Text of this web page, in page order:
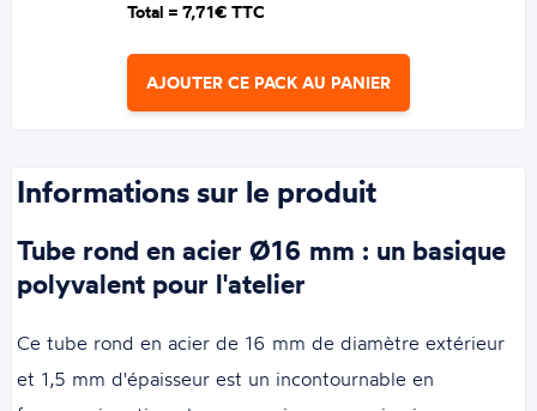
Total = 7,71€ TTC
AJOUTER CE PACK AU PANIER
Informations sur le produit
Tube rond en acier Ø16 mm : un basique
polyvalent pour l'atelier
Ce tube rond en acier de 16 mm de diamètre extérieur
et 1,5 mm d'épaisseur est un incontournable en